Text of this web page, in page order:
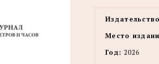
Место
Год: 2026